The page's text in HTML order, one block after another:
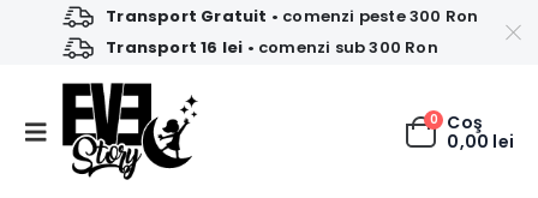
Transport Gratuit • comenzi peste 300 Ron
Transport 16 lei • comenzi sub 300 Ron
0 Coş
0,00 lei